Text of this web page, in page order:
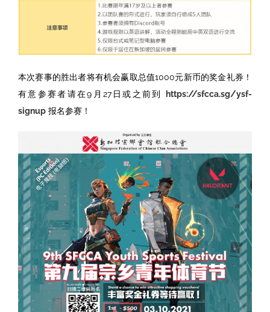
本次赛事的胜出者将有机会赢取总值1000元新币的奖金礼券！
有意参赛者请在9月27日或之前到
https://sfcca.sg/ysf-
signup 报名参赛！